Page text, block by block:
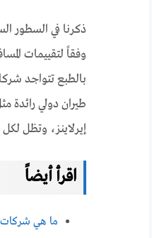
ذكرنا في السطور
وفقاً لتقييمات
بالطبع تتواجد
طيران دولي رائدة
إيرلاينز، وتظل
اقرأ أيضاً
ما هي شركات